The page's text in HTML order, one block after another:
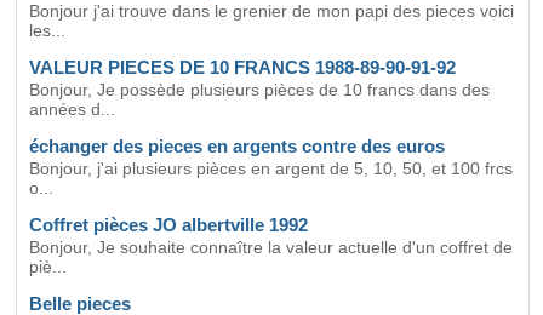
Bonjour j'ai trouve dans le grenier de mon papi des pieces voici
les...
VALEUR PIECES DE 10 FRANCS 1988-89-90-91-92
Bonjour, Je possède plusieurs pièces de 10 francs dans des
années d...
échanger des pieces en argents contre des euros
Bonjour, j'ai plusieurs pièces en argent de 5, 10, 50, et 100 frcs
o...
Coffret pièces JO albertville 1992
Bonjour, Je souhaite connaître la valeur actuelle d'un coffret de
piè...
Belle pieces